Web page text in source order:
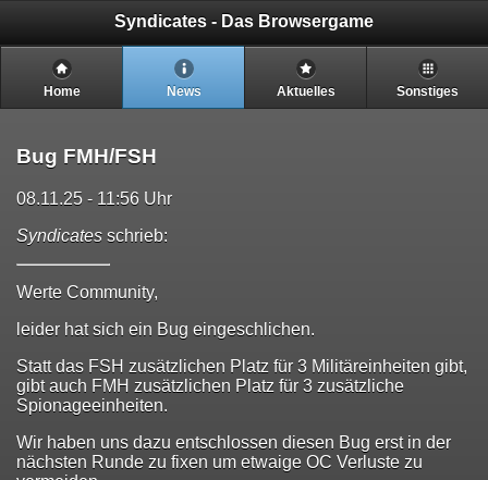
Syndicates - Das Browsergame
Home News Aktuelles Sonstiges
Bug FMH/FSH
08.11.25 - 11:56 Uhr
Syndicates schrieb:
Werte Community,
leider hat sich ein Bug eingeschlichen.
Statt das FSH zusätzlichen Platz für 3 Militäreinheiten gibt,
gibt auch FMH zusätzlichen Platz für 3 zusätzliche
Spionageeinheiten.
Wir haben uns dazu entschlossen diesen Bug erst in der
nächsten Runde zu fixen um etwaige OC Verluste zu